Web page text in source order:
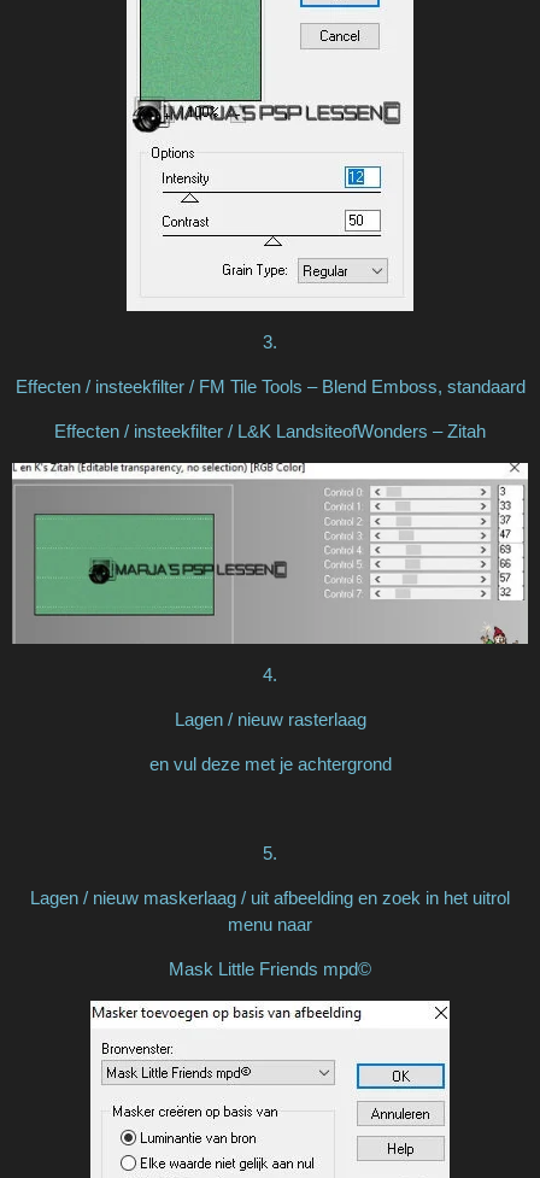
3.
Effecten / insteekfilter / FM Tile Tools – Blend Emboss, standaard
Effecten / insteekfilter / L&K LandsiteofWonders – Zitah
4.
Lagen / nieuw rasterlaag
en vul deze met je achtergrond
5.
Lagen / nieuw maskerlaag / uit afbeelding en zoek in het uitrol
menu naar
Mask Little Friends mpd©